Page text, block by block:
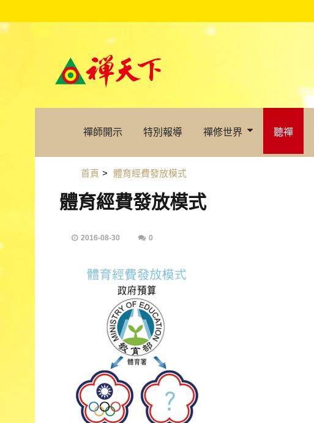
禪師開示 特別報導 禪修世界 聽禪
首頁 > 體育經費發放模式
體育經費發放模式
2016-08-30 0